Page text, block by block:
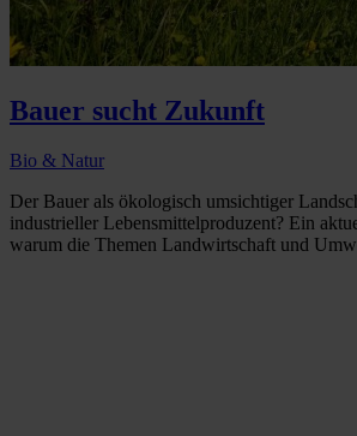
Bauer sucht Zukunft
Bio & Natur
Der Bauer als ökologisch umsichtiger
industrieller Lebensmittelproduzent? Ein
warum die Themen Landwirtschaft und